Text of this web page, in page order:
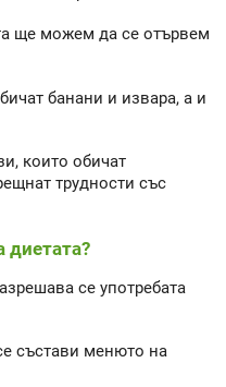
ще можем да се отървем
банани и извара, а и
които обичат
трудности със
диетата?
се употребата
състави менюто на